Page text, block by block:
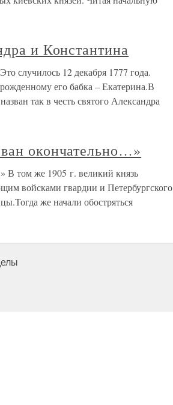
и Константина
случилось 12 декабря 1777 года.
его бабка – Екатерина.В
так в честь святого Александра
окончательно…»
В том же 1905 г. великий князь
войсками гвардии и Петербургского
же начали обостряться